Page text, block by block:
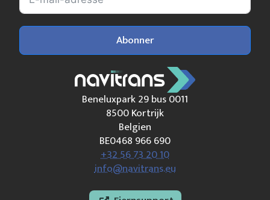
Abonner
Beneluxpark 29 bus 0011
8500 Kortrijk
Belgien
BE0468 966 690
+32 56 73 20 10
info@navitrans.eu